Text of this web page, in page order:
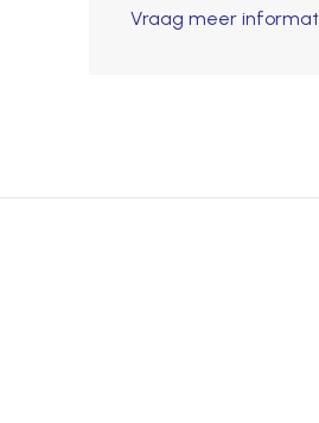
Vraag meer